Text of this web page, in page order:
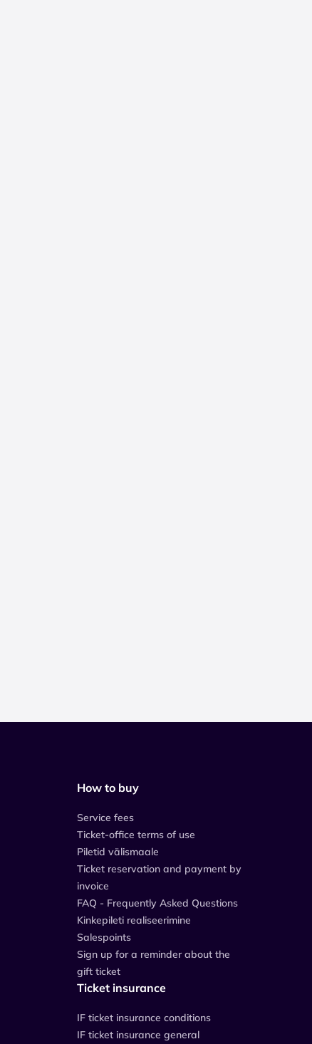
How to buy
Service fees
Ticket-office terms of use
Piletid välismaale
Ticket reservation and payment by
invoice
FAQ - Frequently Asked Questions
Kinkepileti realiseerimine
Salespoints
Sign up for a reminder about the
gift ticket
Ticket insurance
IF ticket insurance conditions
IF ticket insurance general